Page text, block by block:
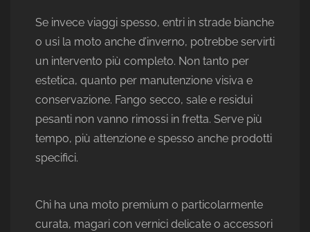
Se invece viaggi spesso, entri in strade bianche
o usi la moto anche d’inverno, potrebbe servirti
un intervento più completo. Non tanto per
estetica, quanto per manutenzione visiva e
conservazione. Fango secco, sale e residui
pesanti non vanno rimossi in fretta. Serve più
tempo, più attenzione e spesso anche prodotti
specifici.
Chi ha una moto premium o particolarmente
curata, magari con vernici delicate o accessori